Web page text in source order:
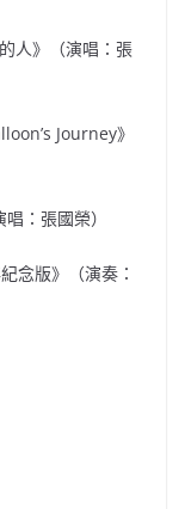
人》（演唱：張
Journey》
：張國榮）
念版》（演奏：